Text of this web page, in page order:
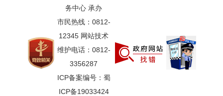
务中心 承办
市民热线：0812-
12345 网站技术
维护电话：0812-
3356287
ICP备案编号：蜀
ICP备19033424